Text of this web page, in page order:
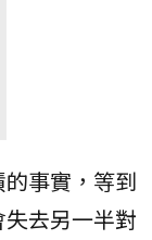
事實，等到
去另一半對